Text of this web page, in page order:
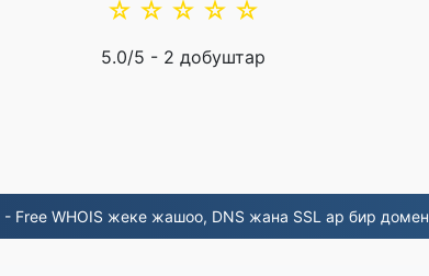
☆
☆
☆
☆
☆
5.0/5 - 2 добуштар
- Free WHOIS жеке жашоо, DNS жана SSL ар бир